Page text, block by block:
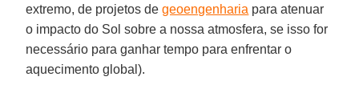
extremo, de projetos degeoengenharia para atenuar
o impacto do Sol sobre a nossa atmosfera, se isso for
necessário para ganhar tempo para enfrentar o
aquecimento global).